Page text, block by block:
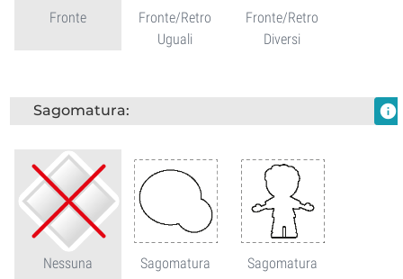
Fronte
Fronte/Retro
Uguali
Fronte/Retro
Diversi
Sagomatura: info
Nessuna
Sagomatura
Sagomatura